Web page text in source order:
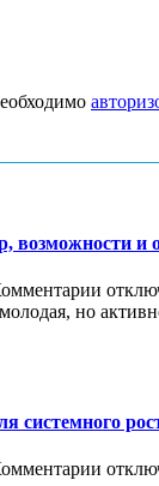
возможности и
к
записи
и
но
системного
к